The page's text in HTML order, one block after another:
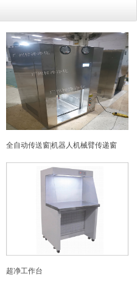
全自动传送窗|机器人机械臂传递窗
超净工作台